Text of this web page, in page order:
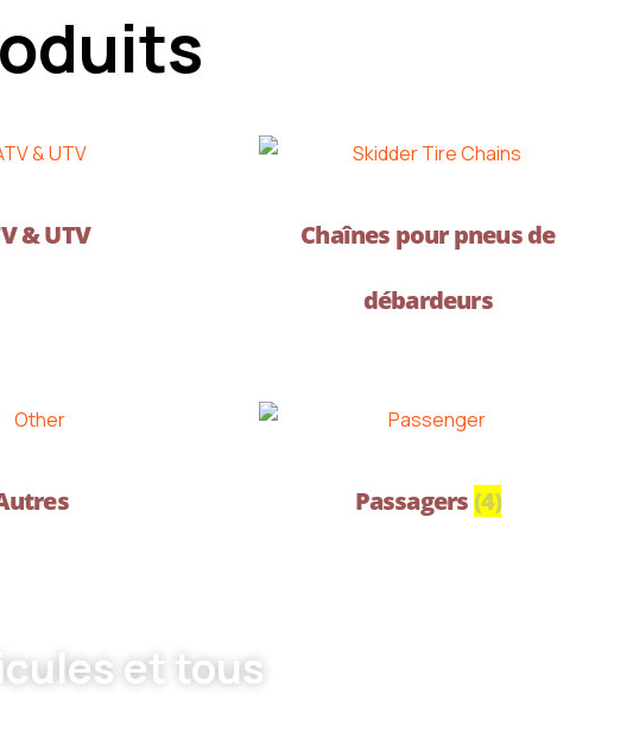
& UTV Chaînes pour pneus de
débardeurs
Passagers (4)
et tous